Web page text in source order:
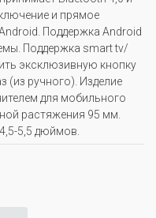
и прямое
Поддержка Android
Поддержка smart tv/
эксклюзивную кнопку
(из ручного). Изделие
для мобильного
растяжения 95 мм.
5,5 дюймов.